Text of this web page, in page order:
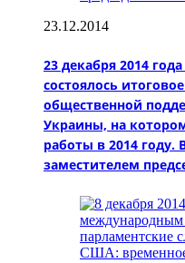
23.12.2014
23 декабря 2014
состоялось
общественной
Украины, на
работы в 2014 году.
заместителем